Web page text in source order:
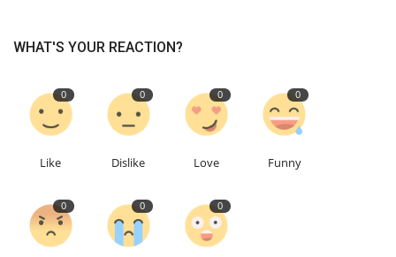
WHAT'S YOUR REACTION?
0
Like
0
Dislike
0
Love
0
Funny
0 0 0